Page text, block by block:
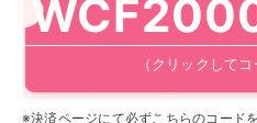
（クリックして
※決済ページにて必ずこちらのコード